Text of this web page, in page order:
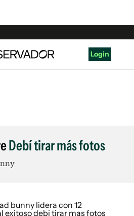
Login
Debí tirar más fotos